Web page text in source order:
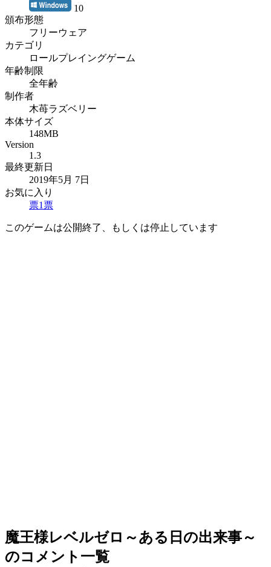
10
頒布形態
フリーウェア
カテゴリ
ロールプレイングゲーム
年齢制限
全年齢
制作者
木苺ラズベリー
本体サイズ
148MB
Version
1.3
最終更新日
2019年5月 7日
お気に入り
票1 票
このゲームは公開終了、もしくは停止しています
魔王様レベルゼロ～ある日の出来事～
のコメント一覧